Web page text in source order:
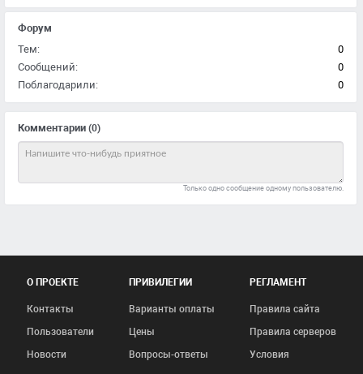
Комментарии (0)
Только одно сообщение одному пользователю.
Форум
Тем:
0
Сообщений:
0
Поблагодарили:
0
О ПРОЕКТЕ
Контакты
Пользователи
Новости
ПРИВИЛЕГИИ
Варианты оплаты
Цены
Вопросы-ответы
РЕГЛАМЕНТ
Правила сайта
Правила серверов
Условия